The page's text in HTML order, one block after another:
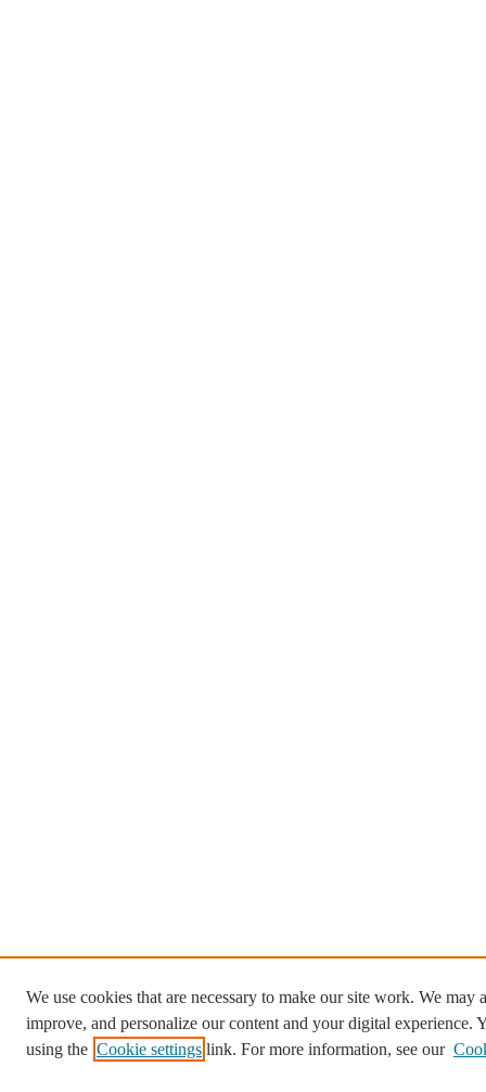
We use cookies that are necessary to make our site work. We may
improve, and personalize our content and your digital experience.
using the Cookie settings link. For more information, see our